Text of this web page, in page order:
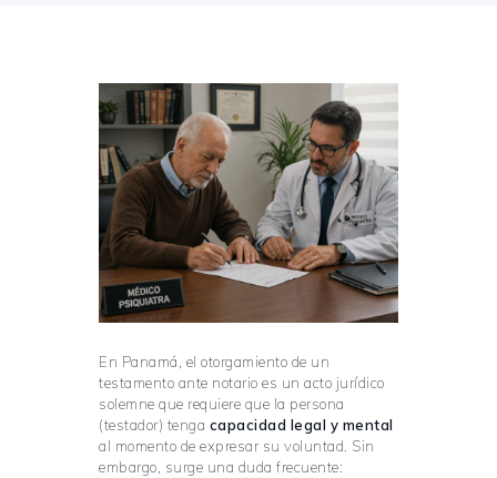
En Panamá, el otorgamiento de un
testamento ante notario es un acto jurídico
solemne que requiere que la persona
(testador) tenga capacidad legal y mental
al momento de expresar su voluntad. Sin
embargo, surge una duda frecuente: